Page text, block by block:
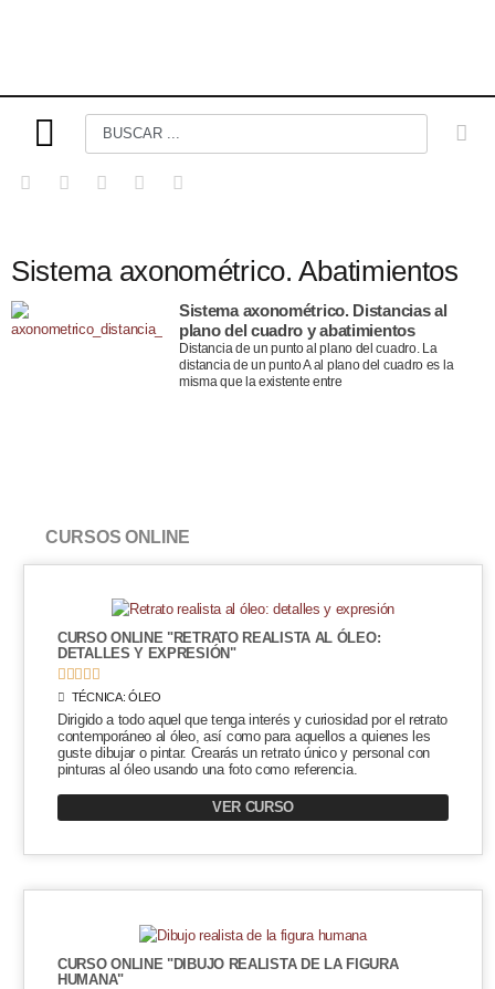
Sistema axonométrico. Abatimientos
Sistema axonométrico. Distancias al
plano del cuadro y abatimientos
Distancia de un punto al plano del cuadro. La
distancia de un punto A al plano del cuadro es la
misma que la existente entre
CURSOS ONLINE
CURSO ONLINE "RETRATO REALISTA AL ÓLEO:
DETALLES Y EXPRESIÓN"
    
TÉCNICA:ÓLEO
Dirigido a todo aquel que tenga interés y curiosidad por el retrato
contemporáneo al óleo, así como para aquellos a quienes les
guste dibujar o pintar. Crearás un retrato único y personal con
pinturas al óleo usando una foto como referencia.
VER CURSO
CURSO ONLINE "DIBUJO REALISTA DE LA FIGURA
HUMANA"